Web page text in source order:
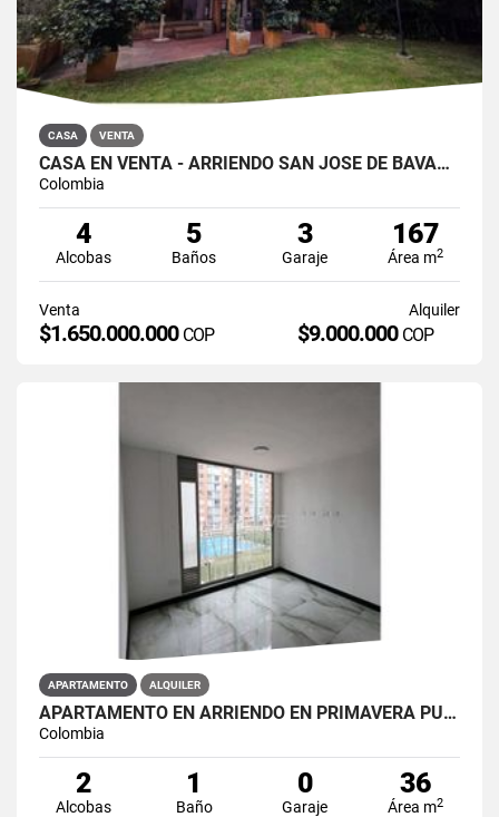
CASA VENTA
CASA EN VENTA - ARRIENDO SAN JOSÉ DE BAVARIA
Colombia
4
Alcobas
5
Baños
3
Garaje
167
Área m2
Venta
$1.650.000.000 COP
Alquiler
$9.000.000 COP
APARTAMENTO ALQUILER
APARTAMENTO EN ARRIENDO EN PRIMAVERA PUENTE ARANDA PRIMAVERA 6-39 ET 2
Colombia
2
Alcobas
1
Baño
0
Garaje
36
Área m2